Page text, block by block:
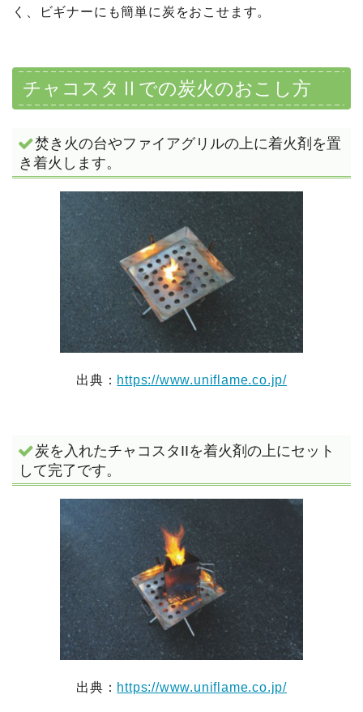
く、ビギナーにも簡単に炭をおこせます。
チャコスタⅡでの炭火のおこし方
焚き火の台やファイアグリルの上に着火剤を置
き着火します。
出典： https://www.uniflame.co.jp/
炭を入れたチャコスタIIを着火剤の上にセット
して完了です。
出典： https://www.uniflame.co.jp/